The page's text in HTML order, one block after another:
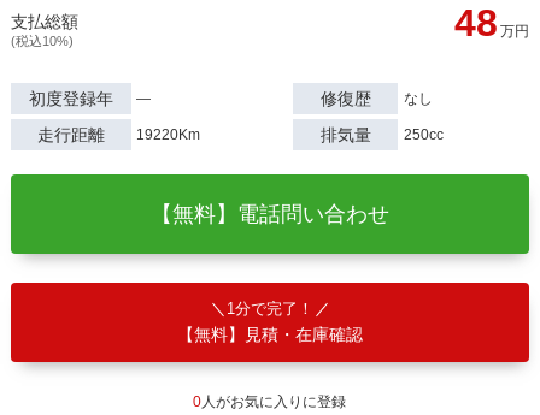
支払総額
(税込10%) 48 万円
初度登録年 ― 修復歴 なし
走行距離 19220Km 排気量 250cc
【無料】電話問い合わせ
1分で完了！
【無料】見積・在庫確認
0人がお気に入りに登録